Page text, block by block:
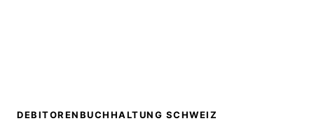
DEBITORENBUCHHALTUNG SCHWEIZ